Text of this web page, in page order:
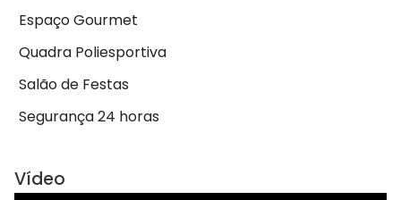
Espaço Gourmet
Quadra Poliesportiva
Salão de Festas
Segurança 24 horas
Vídeo